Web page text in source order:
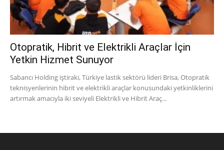
Otopratik, Hibrit ve Elektrikli Araçlar İçin
Yetkin Hizmet Sunuyor
Sabancı Holding iştiraki, Türkiye lastik sektörü lideri Brisa, Otopratik
teknisyenlerinin hibrit ve elektrikli araçlar konusundaki yetkinliklerini
artırmak amacıyla iki seviyeli Elektrikli ve Hibrit Araç...